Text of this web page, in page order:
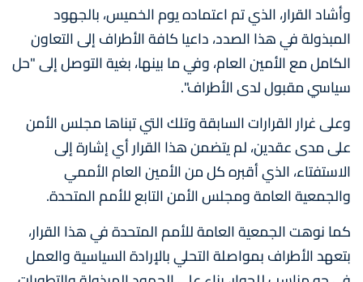
وأشاد القرار، الذي تم اعتماده يوم الخميس، بالجهود
المبذولة في هذا الصدد، داعيا كافة الأطراف إلى التعاون
الكامل مع الأمين العام، وفي ما بينها، بغية التوصل إلى "حل
سياسي مقبول لدى الأطراف".
وعلى غرار القرارات السابقة وتلك التي تبناها مجلس الأمن
على مدى عقدين، لم يتضمن هذا القرار أي إشارة إلى
الاستفتاء، الذي أقبره كل من الأمين العام الأممي
والجمعية العامة ومجلس الأمن التابع للأمم المتحدة.
كما نوهت الجمعية العامة للأمم المتحدة في هذا القرار،
بتعهد الأطراف بمواصلة التحلي بالإرادة السياسية والعمل